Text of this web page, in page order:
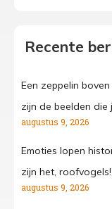
Recente
Een zeppelin
zijn de beelden die
augustus 9, 2026
Emoties lopen
zijn het, roofvogels!’
augustus 9, 2026